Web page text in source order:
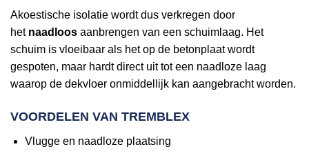
Akoestische isolatie wordt dus verkregen door
het naadloos aanbrengen van een schuimlaag. Het
schuim is vloeibaar als het op de betonplaat wordt
gespoten, maar hardt direct uit tot een naadloze laag
waarop de dekvloer onmiddellijk kan aangebracht worden.
VOORDELEN VAN TREMBLEX
Vlugge en naadloze plaatsing